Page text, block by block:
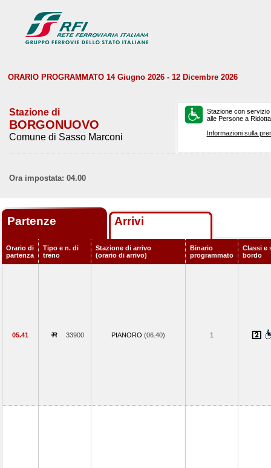
ORARIO PROGRAMMATO 14 Giugno 2026 - 12 Dicembre 2026
Stazione di
BORGONUOVO
Comune di Sasso Marconi
Stazione con
alle Persone a
Informazioni sulla
Ora impostata: 04.00
Partenze Arrivi
Orario di
partenza
Tipo e n. di
treno
Stazione di arrivo
(orario di arrivo)
Binario
programmato
Classi e
bordo
05.41 33900 PIANORO (06.40) 1